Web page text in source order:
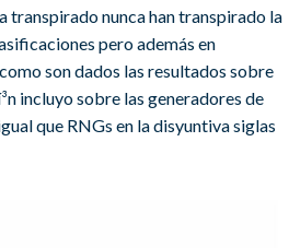
transpirado nunca han transpirado la
pero además en
son dados las resultados sobre
incluyo sobre las generadores de
que RNGs en la disyuntiva siglas